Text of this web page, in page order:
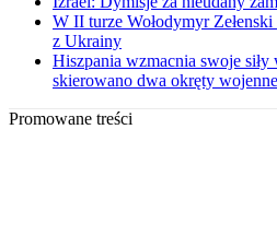
W II turze Wołodymyr
z Ukrainy
Hiszpania wzmacnia swoje
skierowano dwa okręty wojenne
Promowane treści